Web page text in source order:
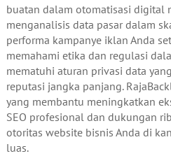
buatan dalam otomatisasi digital
menganalisis data pasar dalam
performa kampanye iklan Anda
memahami etika dan regulasi
mematuhi aturan privasi data
reputasi jangka panjang.
yang membantu meningkatkan
SEO profesional dan dukungan
otoritas website bisnis Anda di
luas.